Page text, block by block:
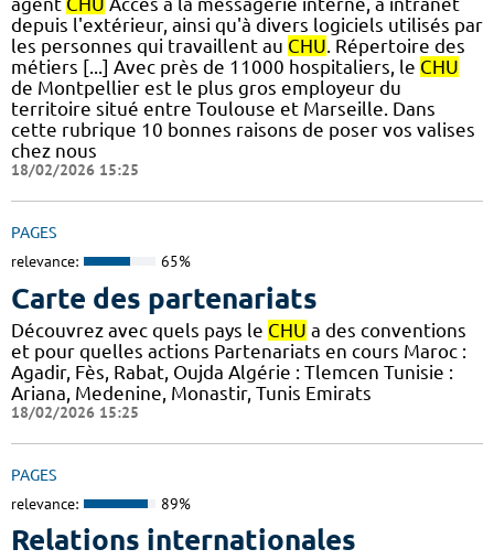
depuis l'extérieur, ainsi qu'à divers logiciels utilisés par
les personnes qui travaillent au CHU. Répertoire des
métiers [...] Avec près de 11000 hospitaliers, le CHU
de Montpellier est le plus gros employeur du
territoire situé entre Toulouse et Marseille. Dans
cette rubrique 10 bonnes raisons de poser vos valises
chez nous
18/02/2026 15:25
PAGES
relevance: 65%
Carte des partenariats
Découvrez avec quels pays le CHU a des conventions
et pour quelles actions Partenariats en cours Maroc :
Agadir, Fès, Rabat, Oujda Algérie : Tlemcen Tunisie :
Ariana, Medenine, Monastir, Tunis Emirats
18/02/2026 15:25
PAGES
relevance: 89%
Relations internationales